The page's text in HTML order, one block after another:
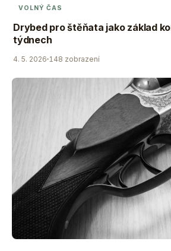
VOLNÝ ČAS
Drybed pro štěňata jako základ
týdnech
4. 5. 2026 148 zobrazení